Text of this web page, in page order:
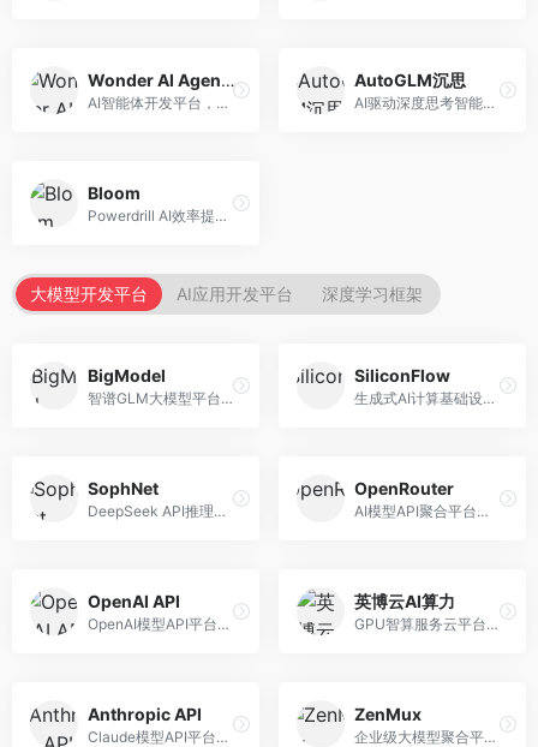
Wonder AI Agents
AI智能体开发平台，专注于低代码智能体创建。面向开发者，提供可视化开发、模板库、部署服务等功能，开发门槛低。
AutoGLM沉思
AI驱动深度思考智能体，专注于复杂推理任务。面向高级用户，提供深度分析、逻辑推理、决策支持等服务，推理能力强。
Bloom
Powerdrill AI效率提升平台，专注于企业智能化。面向企业用户，提供智能体创建、流程自动化、数据分析等服务，企业效率提升显著。
大模型开发平台 AI应用开发平台 深度学习框架
BigModel
智谱GLM大模型平台，提供API调用与模型服务。面向开发者和企业用户，提供GLM系列模型API、微调服务、应用开发工具等，开源生态完善。
SiliconFlow
生成式AI计算基础设施平台，专注于模型推理服务。面向开发者和企业，提供多模型API、高性能推理、成本优化等服务，推理性价比高。
SophNet
DeepSeek API推理平台，专注于DeepSeek模型服务。面向开发者，提供DeepSeek模型API、高性能推理、低成本服务，推理效率高。
OpenRouter
AI模型API聚合平台，整合多种主流大模型。面向开发者，提供统一API接口、模型对比、成本优化等服务，模型选择灵活。
OpenAI API
OpenAI模型API平台，提供GPT系列模型服务。面向开发者，提供模型API、微调服务、Assistants API等，是AI开发领域的基础设施。
英博云AI算力
GPU智算服务云平台，专注于AI算力租赁。面向AI研究者和企业，提供GPU租赁、模型训练、推理服务等，算力资源丰富。
Anthropic API
Claude模型API平台，专注于安全可靠的AI服务。面向开发者，提供Claude系列模型API、安全特性、企业级服务等，API质量高。
ZenMux
企业级大模型聚合平台，专注于企业AI服务。面向企业用户，提供多模型管理、安全合规、成本优化等服务，企业级功能完善。